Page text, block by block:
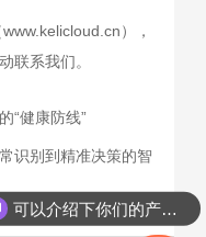
），
联系我们。
“健康防线”
识别到精准决策的智
可以介绍下你们的产品么